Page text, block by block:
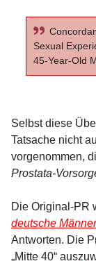
Sexual
45-Year-Old
Selbst diese
Tatsache nicht
vorgenommen,
Prostata-
Die Original-PR
deutsche
Antworten. Die
„Mitte 40“